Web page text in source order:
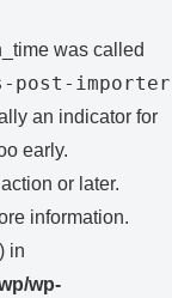
was called
post-importer
an indicator for
early.
action or later.
information.
in
wp-